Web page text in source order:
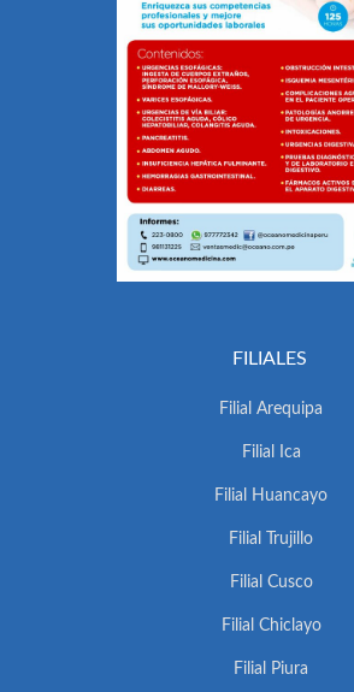
FILIALES
Filial Arequipa
Filial Ica
Filial Huancayo
Filial Trujillo
Filial Cusco
Filial Chiclayo
Filial Piura